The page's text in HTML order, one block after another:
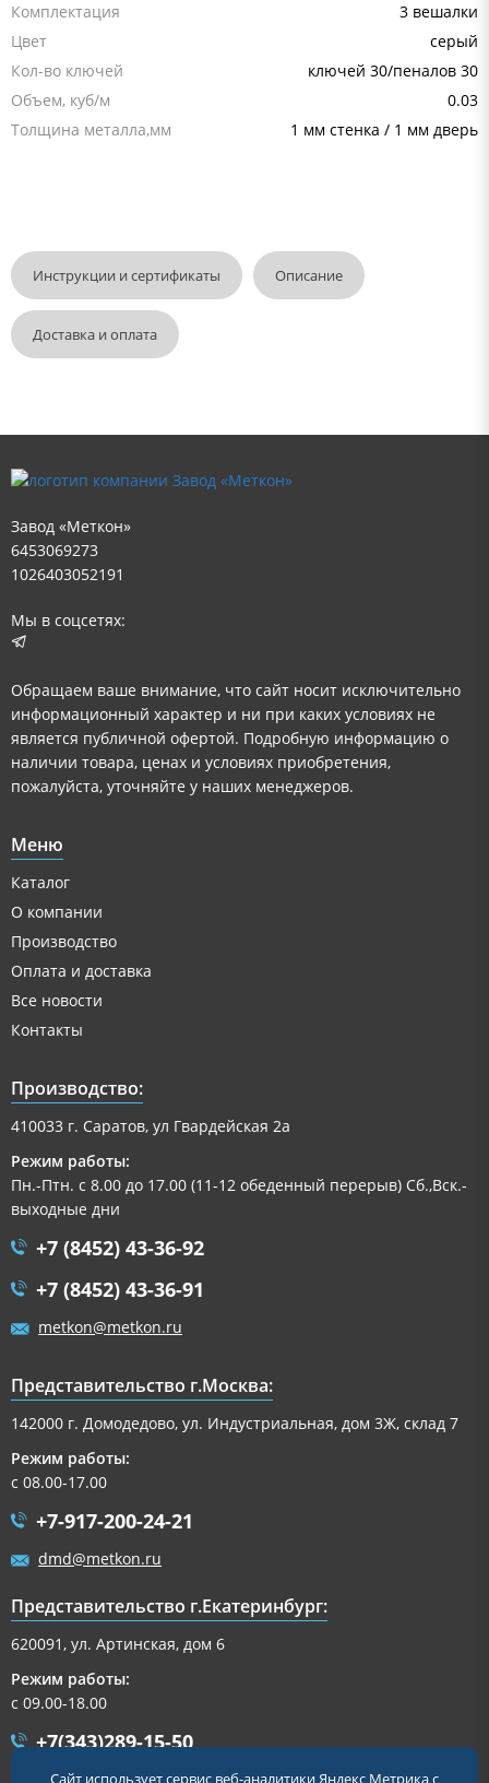
Комплектация
3 вешалки
Цвет
серый
Кол-во ключей
ключей 30/пеналов 30
Объем, куб/м
0.03
Толщина металла,мм
1 мм стенка / 1 мм дверь
Инструкции и сертификаты Описание
Доставка и оплата
Завод «Меткон»
6453069273
1026403052191
Мы в соцсетях:
Обращаем ваше внимание, что сайт носит исключительно
информационный характер и ни при каких условиях не
является публичной офертой. Подробную информацию о
наличии товара, ценах и условиях приобретения,
пожалуйста, уточняйте у наших менеджеров.
Меню
Каталог
О компании
Производство
Оплата и доставка
Все новости
Контакты
Производство:
410033 г. Саратов, ул Гвардейская 2а
Режим работы:
Пн.-Птн. с 8.00 до 17.00 (11-12 обеденный перерыв) Сб.,Вск.-
выходные дни
+7 (8452) 43-36-92
+7 (8452) 43-36-91
metkon@metkon.ru
Представительство г.Москва:
142000 г. Домодедово, ул. Индустриальная, дом 3Ж, склад 7
Режим работы:
с 08.00-17.00
+7-917-200-24-21
dmd@metkon.ru
Представительство г.Екатеринбург:
620091, ул. Артинская, дом 6
Режим работы:
с 09.00-18.00
+7(343)289-15-50
Сайт использует сервис веб-аналитики Яндекс Метрика с